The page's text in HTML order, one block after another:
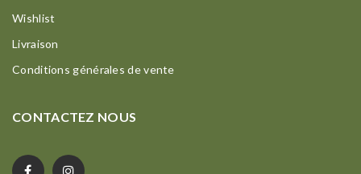
Wishlist
Livraison
Conditions générales de vente
CONTACTEZ NOUS